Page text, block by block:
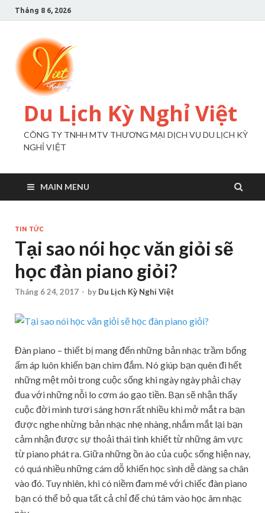
Tháng 8 6, 2026
Du Lịch Kỳ Nghỉ Việt
CÔNG TY TNHH MTV THƯƠNG MẠI DỊCH VỤ DU LỊCH KỲ
NGHỈ VIỆT
MAIN MENU
TIN TỨC
Tại sao nói học văn giỏi sẽ
học đàn piano giỏi?
Tháng 6 24, 2017 - by Du Lịch Kỳ Nghỉ Việt
Đàn piano – thiết bị mang đến những bản nhạc trầm bổng
ấm áp luôn khiến bạn chìm đắm. Nó giúp bạn quên đi hết
những mệt mỏi trong cuộc sống khi ngày ngày phải chạy
đua với những nỗi lo cơm áo gạo tiền. Bạn sẽ nhận thấy
cuộc đời mình tươi sáng hơn rất nhiều khi mở mắt ra bạn
được nghe nhừng bản nhạc nhẹ nhàng, nhắm mắt lại bạn
cảm nhận được sự thoải thái tinh khiết từ những âm vực
từ piano phát ra. Giữa những ồn ào của cuộc sống hiện nay,
có quá nhiều những cám dỗ khiến học sinh dễ dàng sa chân
vào đó. Tuy nhiên, khi có niềm đam mê với chiếc đàn piano
bạn có thể bỏ qua tất cả chỉ để chú tâm vào học âm nhạc